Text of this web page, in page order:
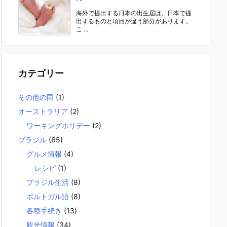
海外で提出する日本の出生届は、日本で提
出するものと項目が違う部分があります。
こ ...
カテゴリー
その他の国 (1)
オーストラリア (2)
ワーキングホリデー (2)
ブラジル (65)
グルメ情報 (4)
レシピ (1)
ブラジル生活 (8)
ポルトガル語 (8)
各種手続き (13)
観光情報 (34)